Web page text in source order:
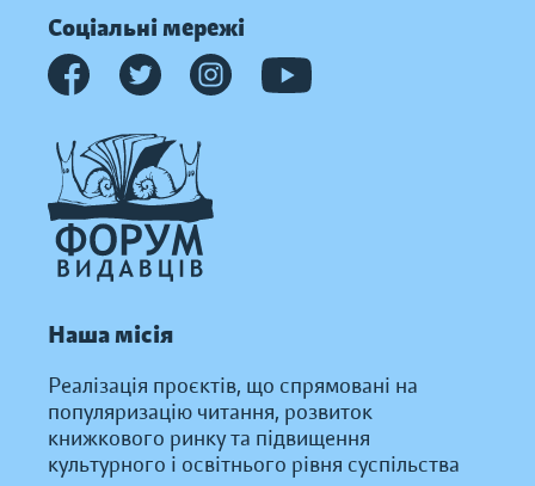
Соціальні мережі
Наша місія
Реалізація проєктів, що спрямовані на
популяризацію читання, розвиток
книжкового ринку та підвищення
культурного і освітнього рівня суспільства